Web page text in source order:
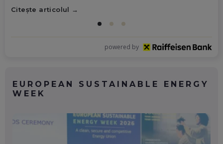
Citește articolul
powered by
EUROPEAN SUSTAINABLE ENERGY
WEEK